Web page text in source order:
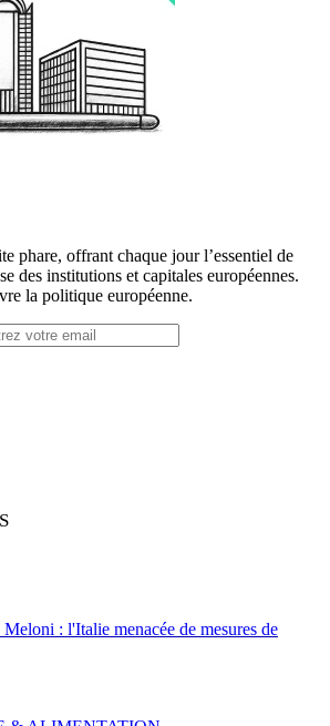
phare, offrant chaque jour l’essentiel de
des institutions et capitales européennes.
la politique européenne.
: l'Italie menacée de mesures de